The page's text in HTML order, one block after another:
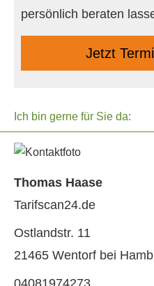
persönlich beraten
Jetzt
Ich bin gerne für Sie da:
Thomas Haase
Tarifscan24.de
Ostlandstr. 11
21465 Wentorf bei
04081974273